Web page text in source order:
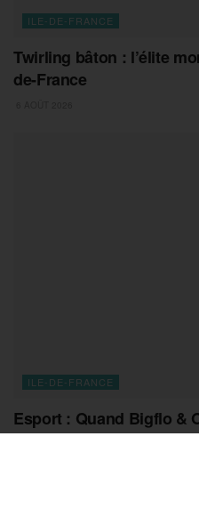
ILE-DE-FRANCE
Twirling bâton : l’élite
de-France
ILE-DE-FRANCE
Esport : Quand Bigflo &
envahissent les